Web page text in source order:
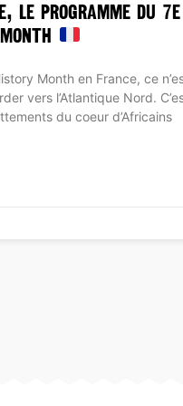
LE PROGRAMME DU 7e
Month en France, ce
vers l’Atlantique Nord.
du coeur d’Africains